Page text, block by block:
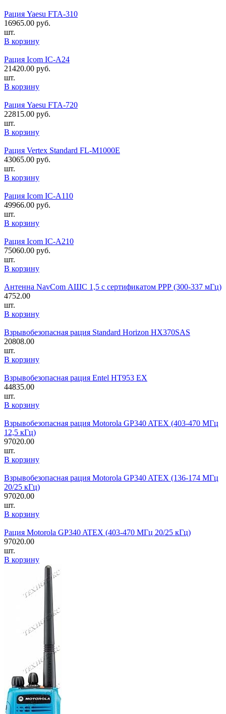
Рация Yaesu FTA-310
16965.00 руб.
шт.
В корзину
Рация Icom IC-A24
21420.00 руб.
шт.
В корзину
Рация Yaesu FTA-720
22815.00 руб.
шт.
В корзину
Рация Vertex Standard FL-M1000E
43065.00 руб.
шт.
В корзину
Рация Icom IC-A110
49966.00 руб.
шт.
В корзину
Рация Icom IC-A210
75060.00 руб.
шт.
В корзину
Антенна NavCom АШС 1,5 с сертификатом РРР (300-337 мГц)
4752.00
шт.
В корзину
Взрывобезопасная рация Standard Horizon HX370SAS
20808.00
шт.
В корзину
Взрывобезопасная рация Entel HT953 EX
44835.00
шт.
В корзину
Взрывобезопасная рация Motorola GP340 ATEX (403-470 МГц
12,5 кГц)
97020.00
шт.
В корзину
Взрывобезопасная рация Motorola GP340 ATEX (136-174 МГц
20/25 кГц)
97020.00
шт.
В корзину
Рация Motorola GP340 ATEX (403-470 МГц 20/25 кГц)
97020.00
шт.
В корзину